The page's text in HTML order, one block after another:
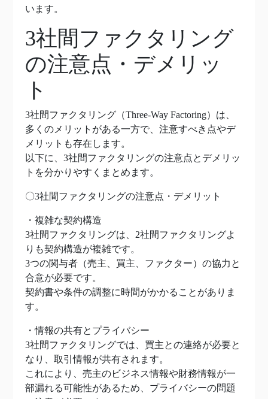
います。
3社間ファクタリング
の注意点・デメリッ
ト
3社間ファクタリング（Three-Way Factoring）は、
多くのメリットがある一方で、注意すべき点やデ
メリットも存在します。
以下に、3社間ファクタリングの注意点とデメリッ
トを分かりやすくまとめます。
〇3社間ファクタリングの注意点・デメリット
・複雑な契約構造
3社間ファクタリングは、2社間ファクタリングよ
りも契約構造が複雑です。
3つの関与者（売主、買主、ファクター）の協力と
合意が必要です。
契約書や条件の調整に時間がかかることがありま
す。
・情報の共有とプライバシー
3社間ファクタリングでは、買主との連絡が必要と
なり、取引情報が共有されます。
これにより、売主のビジネス情報や財務情報が一
部漏れる可能性があるため、プライバシーの問題